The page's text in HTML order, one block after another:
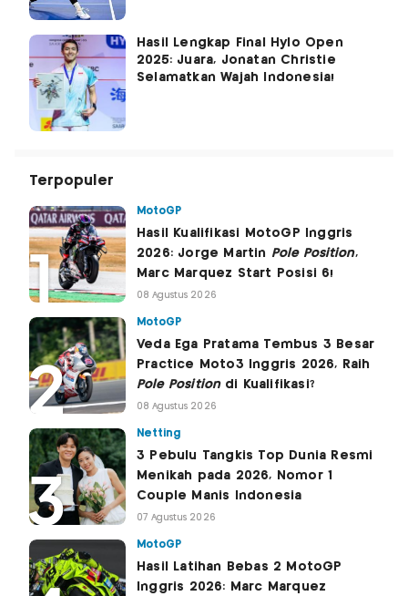
Hasil Lengkap Final Hylo Open
2025: Juara, Jonatan Christie
Selamatkan Wajah Indonesia!
Terpopuler
MotoGP
Hasil Kualifikasi MotoGP Inggris
2026: Jorge Martin Pole Position,
Marc Marquez Start Posisi 6!
08 Agustus 2026
MotoGP
Veda Ega Pratama Tembus 3 Besar
Practice Moto3 Inggris 2026, Raih
Pole Positiondi Kualifikasi?
08 Agustus 2026
Netting
3 Pebulu Tangkis Top Dunia Resmi
Menikah pada 2026, Nomor 1
Couple Manis Indonesia
07 Agustus 2026
MotoGP
Hasil Latihan Bebas 2 MotoGP
Inggris 2026: Marc Marquez